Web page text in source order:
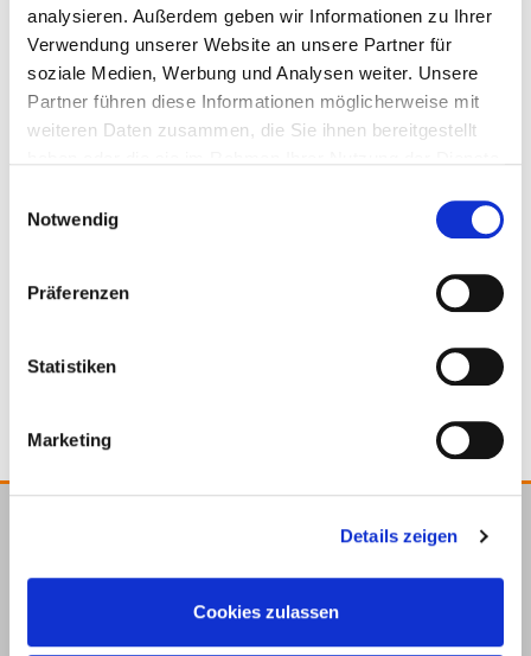
analysieren. Außerdem geben wir Informationen zu Ihrer
Verwendung unserer Website an unsere Partner für
soziale Medien, Werbung und Analysen weiter. Unsere
Partner führen diese Informationen möglicherweise mit
weiteren Daten zusammen, die Sie ihnen bereitgestellt
Notwendig
Präferenzen
Statistiken
Marketing
Details zeigen
Cookies zulassen
Matching products
drilling screw
Unter
Hofe 5
58099
+49 2331
6245-0
+49 2331
6245-200
info@eurotec.team